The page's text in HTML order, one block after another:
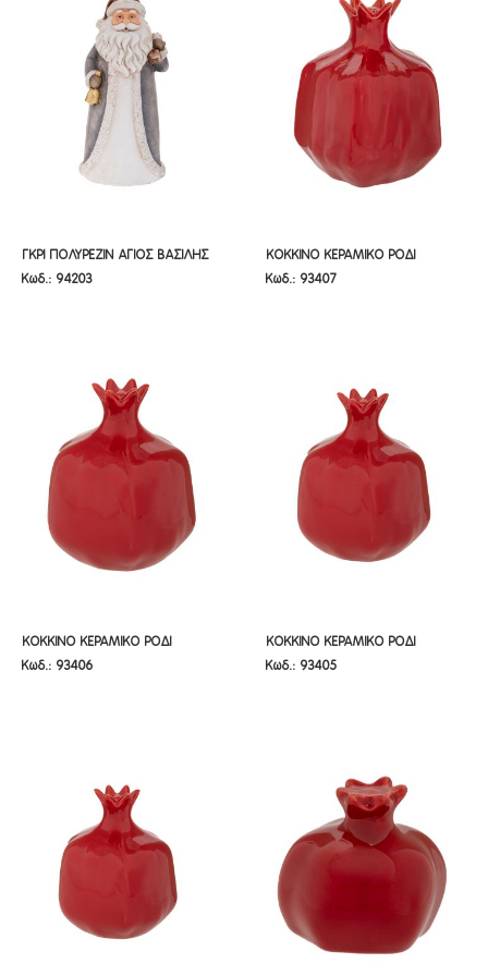
ΓΚΡΙ ΠΟΛΥΡΕΖΙΝ ΑΓΙΟΣ ΒΑΣΙΛΗΣ
20Χ16,5Χ40ΕΚ
ΓΚΡΙ ΠΟΛΥΡΕΖΙΝ ΑΓΙΟΣ ΒΑΣΙΛΗΣ
20Χ16,5Χ40ΕΚ
Κωδ.: 94203
ΚΟΚΚΙΝΟ ΚΕΡΑΜΙΚΟ ΡΟΔΙ
22Χ21Χ25ΕΚ
ΚΟΚΚΙΝΟ ΚΕΡΑΜΙΚΟ ΡΟΔΙ
22Χ21Χ25ΕΚ
Κωδ.: 93407
ΚΟΚΚΙΝΟ ΚΕΡΑΜΙΚΟ ΡΟΔΙ
17Χ17Χ20ΕΚ
ΚΟΚΚΙΝΟ ΚΕΡΑΜΙΚΟ ΡΟΔΙ
17Χ17Χ20ΕΚ
Κωδ.: 93406
ΚΟΚΚΙΝΟ ΚΕΡΑΜΙΚΟ ΡΟΔΙ
12,5Χ12,5Χ15ΕΚ
ΚΟΚΚΙΝΟ ΚΕΡΑΜΙΚΟ ΡΟΔΙ
12,5Χ12,5Χ15ΕΚ
Κωδ.: 93405